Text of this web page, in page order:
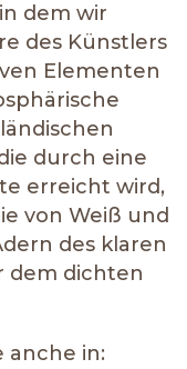
dem wir
des Künstlers
Elementen
durch eine
erreicht wird,
von Weiß und
des klaren
dem dichten
anche in: